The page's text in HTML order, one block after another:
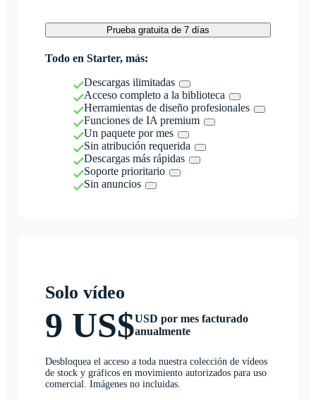
Prueba gratuita de 7 días
Todo en Starter, más:
Descargas ilimitadas
Acceso completo a la biblioteca
Herramientas de diseño profesionales
Funciones de IA premium
Un paquete por mes
Sin atribución requerida
Descargas más rápidas
Soporte prioritario
Sin anuncios
Solo vídeo
9 US$USD por mes facturado
anualmente
Desbloquea el acceso a toda nuestra colección de vídeos
de stock y gráficos en movimiento autorizados para uso
comercial. Imágenes no incluidas.